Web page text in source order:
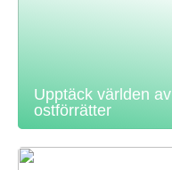
Upptäck världen av
ostförrätter